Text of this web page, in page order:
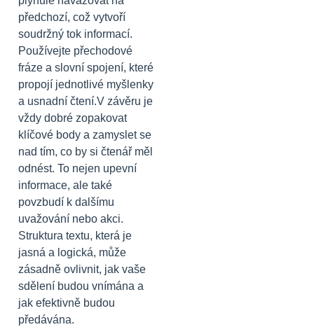
předchozí, což vytvoří
soudržný tok informací.
Používejte přechodové
fráze a slovní spojení, které
propojí jednotlivé myšlenky
a usnadní čtení.V závěru je
vždy dobré zopakovat
klíčové body a zamyslet se
nad tím, co by si čtenář měl
odnést. To nejen upevní
informace, ale také
povzbudí k dalšímu
uvažování nebo akci.
Struktura textu, která je
jasná a logická, může
zásadně ovlivnit, jak vaše
sdělení budou vnímána a
jak efektivně budou
předávána.